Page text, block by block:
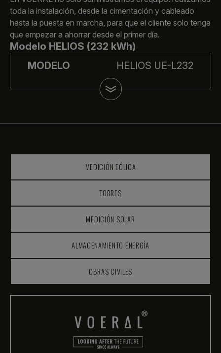
toda la instalación, desde la cimentación y cableado
hasta la puesta en marcha, para que el cliente solo tenga
que empezar a ahorrar desde el primer día.
Modelo HELIOS (232 kWh)
MODELO
HELIOS UE-L232
MEDICIÓN EÓLICA
TORRES
MEDICIÓN SOLAR
ALMACENAMIENTO ENERGÍA
OBRAS CIVILES